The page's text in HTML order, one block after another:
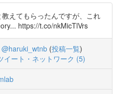
えてもらったんですが、これ
https://t.co/nkMicTlVrs
@haruki_wtnb (投稿一覧)
イート・ネットワーク (5)